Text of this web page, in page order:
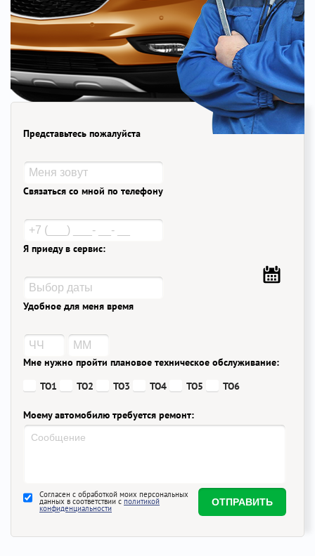
Представьтесь пожалуйста
Связаться со мной по телефону
Я приеду в сервис:
Удобное для меня время
Мне нужно пройти плановое техническое обслуживание:
ТО1
ТО2 ТО3 ТО4 ТО5 ТО6
Моему автомобилю требуется ремонт:
Согласен с обработкой моих персональных
данных в соответствии с политикой
конфиденциальности